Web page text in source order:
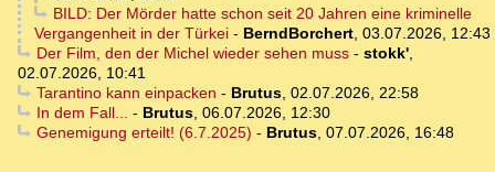
BILD: Der Mörder hatte schon seit 20 Jahren eine kriminelle
Vergangenheit in der Türkei - BerndBorchert, 03.07.2026, 12:43
Der Film, den der Michel wieder sehen muss- stokk',
02.07.2026, 10:41
Tarantino kann einpacken - Brutus, 02.07.2026, 22:58
In dem Fall... - Brutus, 06.07.2026, 12:30
Genemigung erteilt! (6.7.2025) - Brutus, 07.07.2026, 16:48